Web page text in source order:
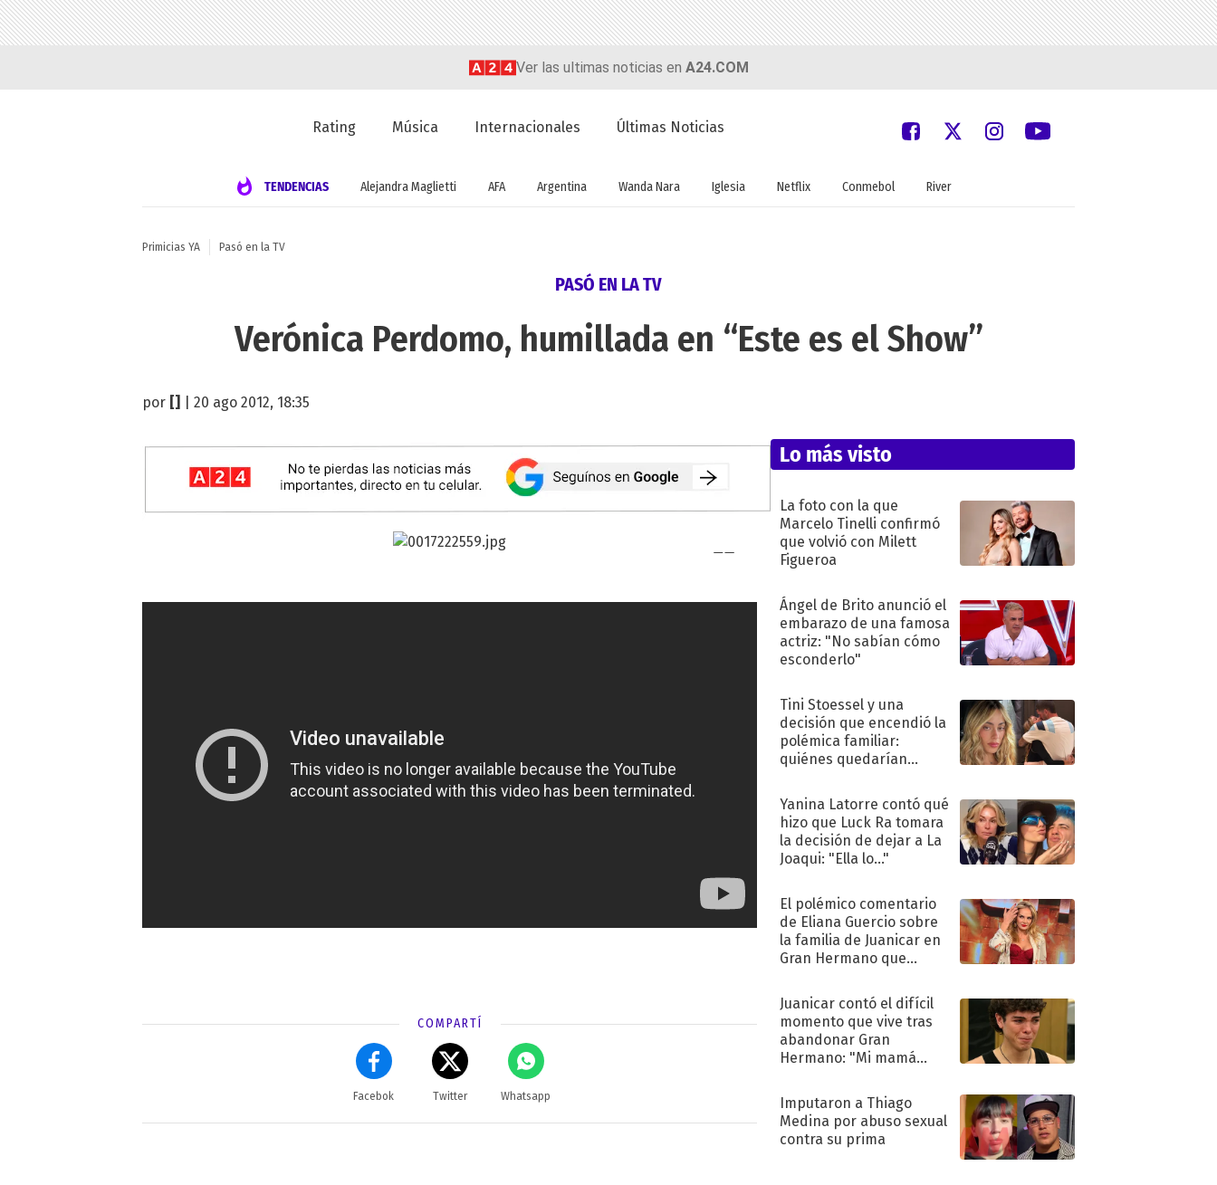
Ver las ultimas noticias en A24.COM
Rating Música Internacionales Últimas Noticias
TENDENCIAS Alejandra Maglietti AFA Argentina Wanda Nara Iglesia Netflix Conmebol River
Primicias YA Pasó en la TV
PASÓ EN LA TV
Verónica Perdomo, humillada en “Este es el Show”
por | 20 ago 2012, 18:35
COMPARTÍ
Facebok Twitter Whatsapp
Lo más visto
La foto con la que
Marcelo Tinelli confirmó
que volvió con Milett
Figueroa
Ángel de Brito anunció el
embarazo de una famosa
actriz: "No sabían cómo
esconderlo"
Tini Stoessel y una
decisión que encendió la
polémica familiar:
quiénes quedarían
Yanina Latorre contó qué
hizo que Luck Ra tomara
la decisión de dejar a La
Joaqui: "Ella lo..."
El polémico comentario
de Eliana Guercio sobre
la familia de Juanicar en
Gran Hermano que
Juanicar contó el difícil
momento que vive tras
abandonar Gran
Hermano: "Mi mamá
Imputaron a Thiago
Medina por abuso sexual
contra su prima